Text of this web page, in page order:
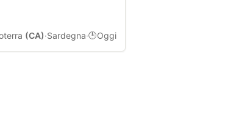
(CA)·Sardegna·🕒Oggi